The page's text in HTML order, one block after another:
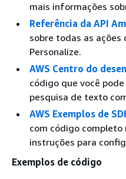
mais informações
Referência da API
sobre todas as ações
Personalize.
AWS Centro do
código que você
pesquisa de texto
AWS Exemplos de
com código
instruções para
Exemplos de código